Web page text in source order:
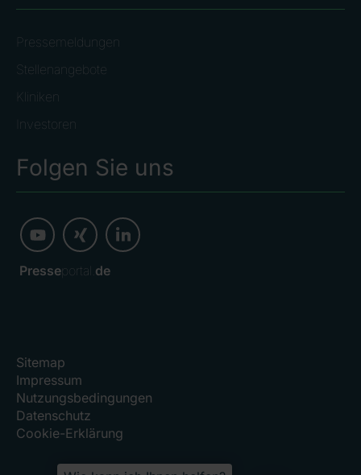
Pressemeldungen
Stellenangebote
Kliniken
Investoren
Folgen Sie uns
Presseportal. de
Sitemap
Impressum
Nutzungsbedingungen
Datenschutz
Cookie-Erklärung